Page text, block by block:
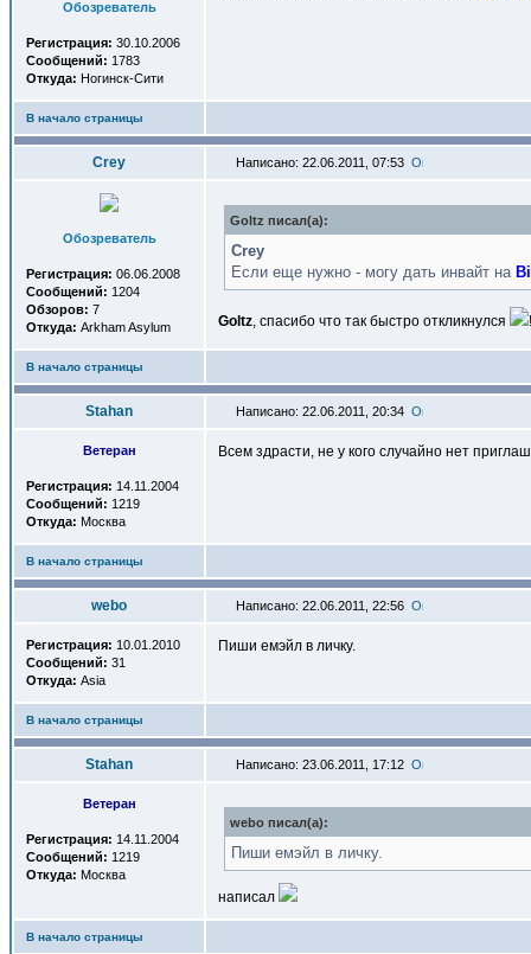
Обозреватель
Регистрация: 30.10.2006
Сообщений: 1783
Откуда: Ногинск-Сити
В начало страницы
Crey Написано: 22.06.2011, 07:53
Обозреватель
Регистрация: 06.06.2008
Сообщений: 1204
Обзоров: 7
Откуда: Arkham Asylum
Goltz писал(a):
Crey
Если еще нужно - могу дать инвайт на
Goltz, спасибо что так быстро откликнулся
В начало страницы
Stahan Написано: 22.06.2011, 20:34
Ветеран
Регистрация: 14.11.2004
Сообщений: 1219
Откуда: Москва
Всем здрасти, не у кого случайно нет
В начало страницы
webo Написано: 22.06.2011, 22:56
Регистрация: 10.01.2010
Сообщений: 31
Откуда: Asia
Пиши емэйл в личку.
В начало страницы
Stahan Написано: 23.06.2011, 17:12
Ветеран
Регистрация: 14.11.2004
Сообщений: 1219
Откуда: Москва
webo писал(a):
Пиши емэйл в личку.
написал
В начало страницы